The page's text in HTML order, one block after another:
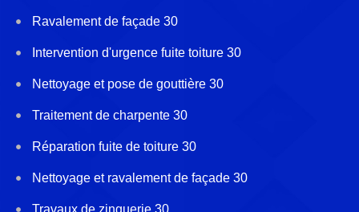
Ravalement de façade 30
Intervention d'urgence fuite toiture 30
Nettoyage et pose de gouttière 30
Traitement de charpente 30
Réparation fuite de toiture 30
Nettoyage et ravalement de façade 30